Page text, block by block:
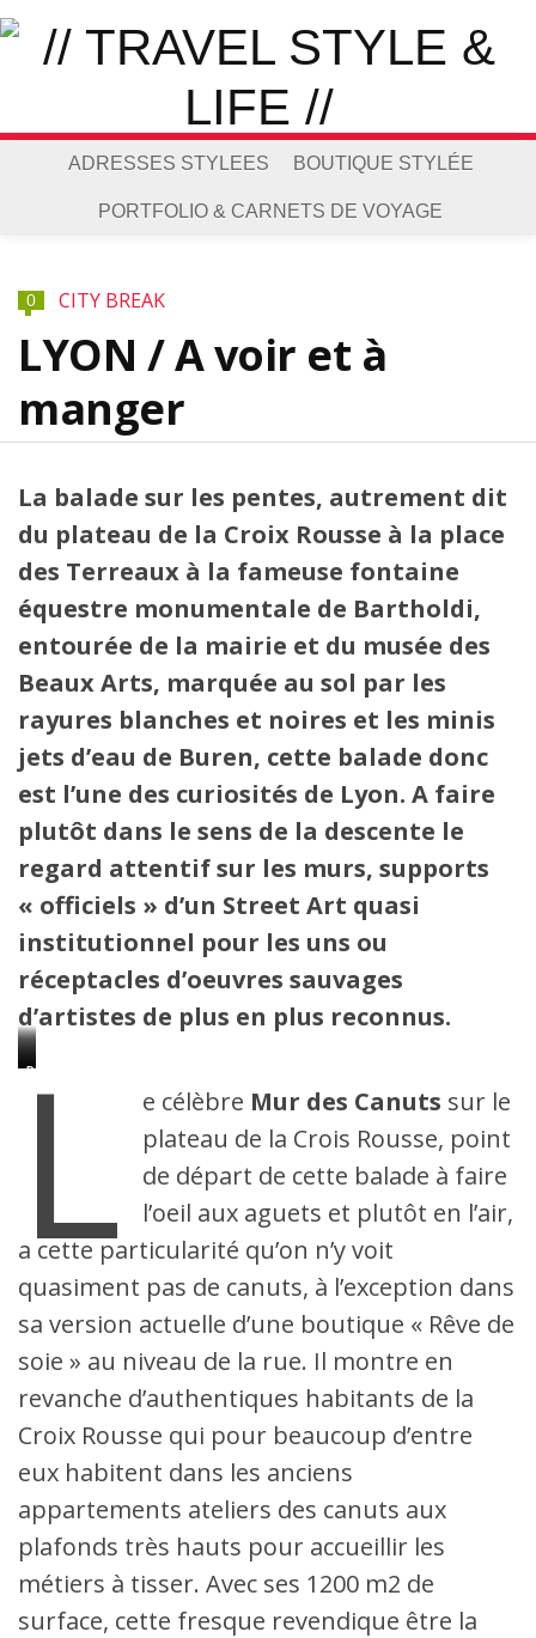
ADRESSES STYLEES BOUTIQUE STYLÉE
PORTFOLIO & CARNETS DE VOYAGE
0 CITY BREAK
LYON / A voir et à
manger
La balade sur les pentes, autrement dit
du plateau de la Croix Rousse à la place
des Terreaux à la fameuse fontaine
équestre monumentale de Bartholdi,
entourée de la mairie et du musée des
Beaux Arts, marquée au sol par les
rayures blanches et noires et les minis
jets d’eau de Buren, cette balade donc
est l’une des curiosités de Lyon. A faire
plutôt dans le sens de la descente le
regard attentif sur les murs, supports
« officiels » d’un Street Art quasi
institutionnel pour les uns ou
réceptacles d’oeuvres sauvages
d’artistes de plus en plus reconnus.
Sur
de
Hénon,
le
célèbre
des
Canuts
dans
sa
version
actuelle.
Les
de
version
actuelle.
Détail
L e célèbre Mur des Canuts sur le
plateau de la Crois Rousse, point
de départ de cette balade à faire
l’oeil aux aguets et plutôt en l’air,
a cette particularité qu’on n’y voit
quasiment pas de canuts, à l’exception dans
sa version actuelle d’une boutique « Rêve de
soie » au niveau de la rue. Il montre en
revanche d’authentiques habitants de la
Croix Rousse qui pour beaucoup d’entre
eux habitent dans les anciens
appartements ateliers des canuts aux
plafonds très hauts pour accueillir les
métiers à tisser. Avec ses 1200 m2 de
surface, cette fresque revendique être la